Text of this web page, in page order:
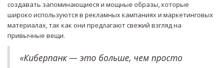
создавать запоминающиеся и мощные образы, которые
широко используются в рекламных кампаниях и маркетинговых
материалах, так как они предлагают свежий взгляд на
привычные вещи.
«Киберпанк — это больше, чем просто